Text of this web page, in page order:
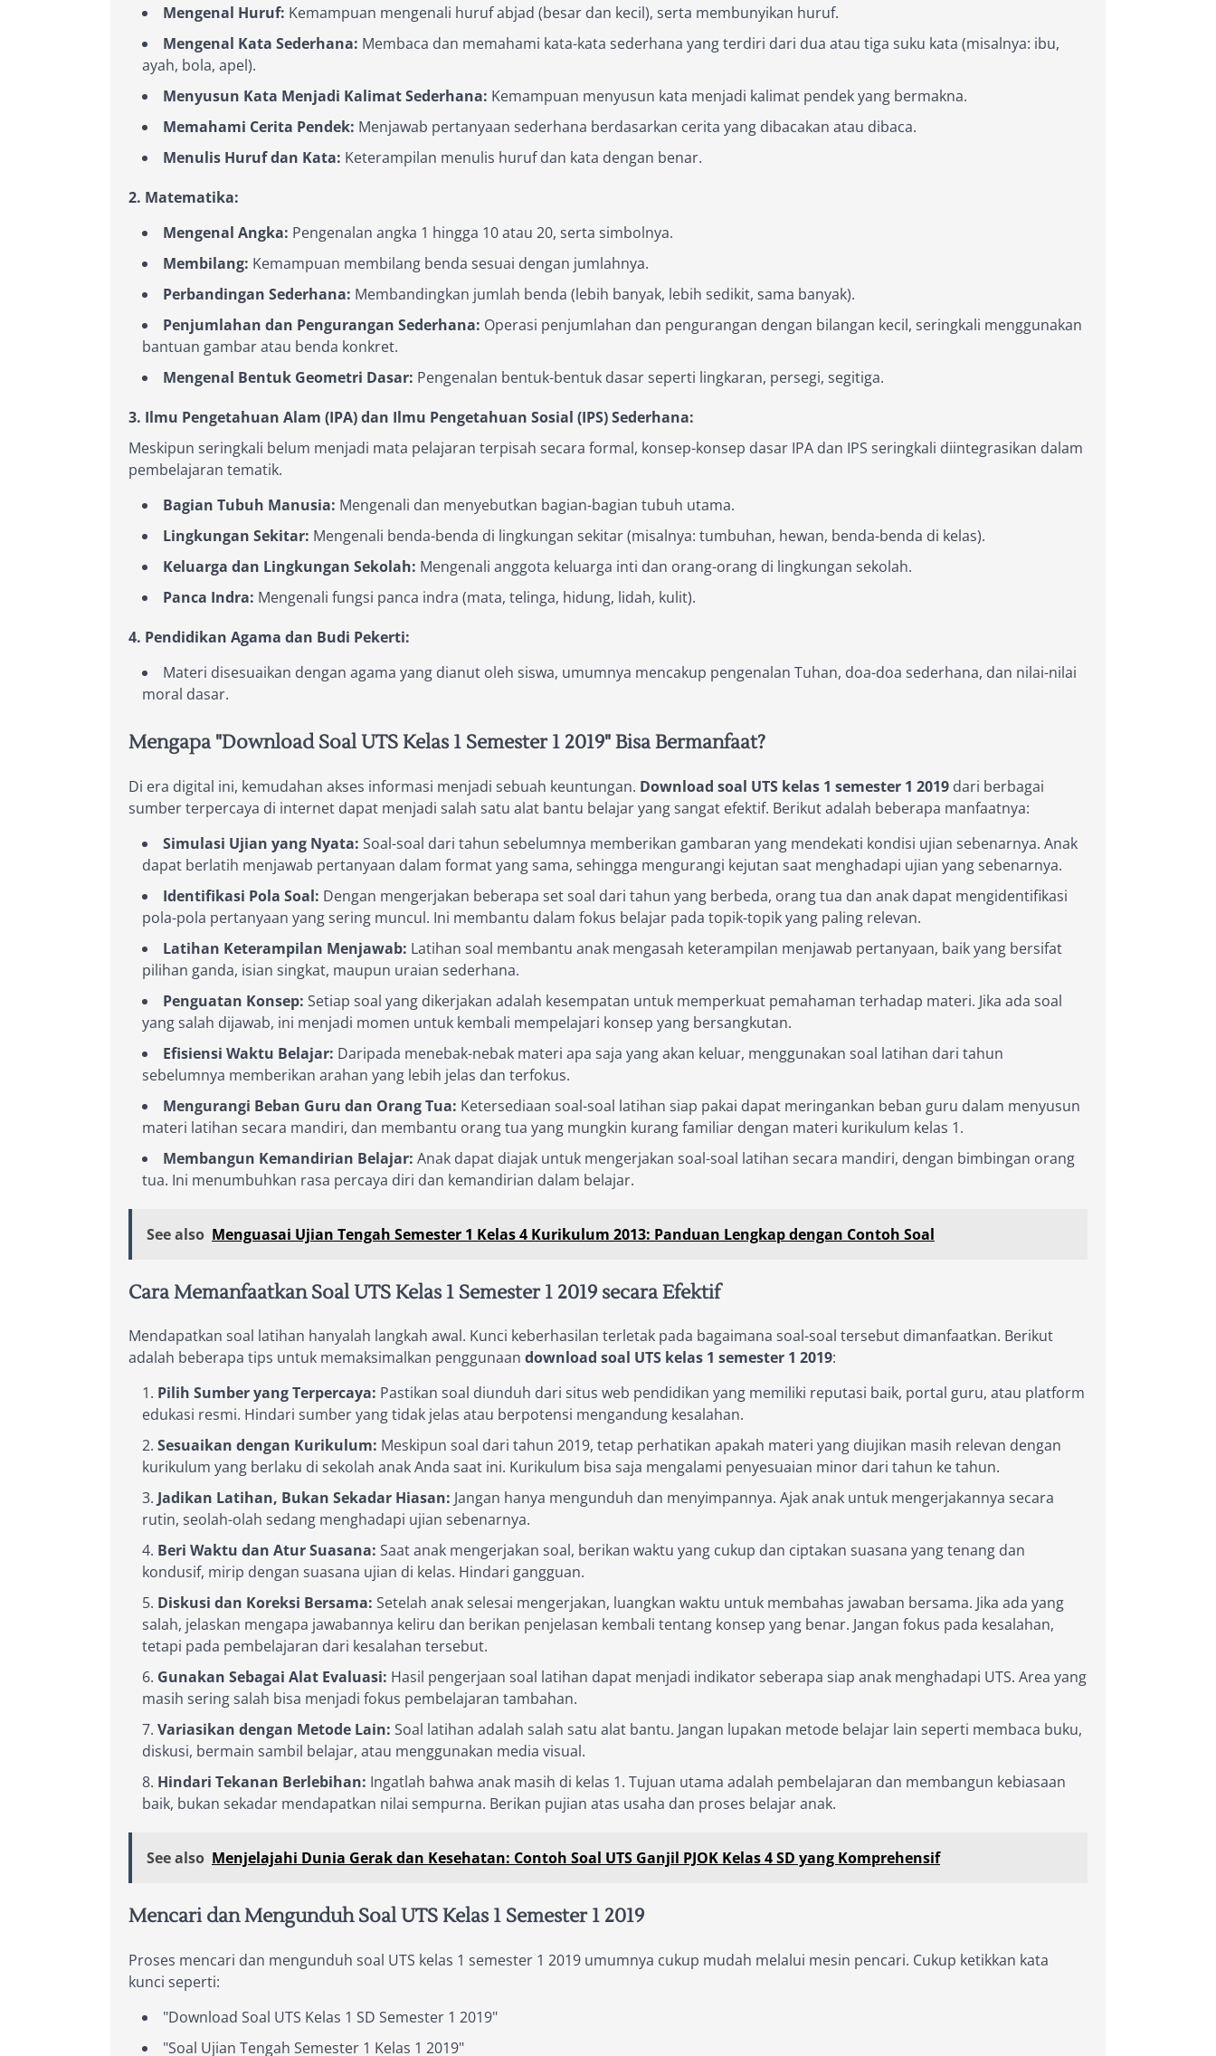
Mengenal Huruf: Kemampuan mengenali huruf abjad (besar dan kecil), serta membunyikan huruf.
Mengenal Kata Sederhana: Membaca dan memahami kata-kata sederhana yang terdiri dari dua atau tiga suku kata (misalnya: ibu,
ayah, bola, apel).
Menyusun Kata Menjadi Kalimat Sederhana: Kemampuan menyusun kata menjadi kalimat pendek yang bermakna.
Memahami Cerita Pendek: Menjawab pertanyaan sederhana berdasarkan cerita yang dibacakan atau dibaca.
Menulis Huruf dan Kata: Keterampilan menulis huruf dan kata dengan benar.
2. Matematika:
Mengenal Angka: Pengenalan angka 1 hingga 10 atau 20, serta simbolnya.
Membilang: Kemampuan membilang benda sesuai dengan jumlahnya.
Perbandingan Sederhana: Membandingkan jumlah benda (lebih banyak, lebih sedikit, sama banyak).
Penjumlahan dan Pengurangan Sederhana: Operasi penjumlahan dan pengurangan dengan bilangan kecil, seringkali menggunakan
bantuan gambar atau benda konkret.
Mengenal Bentuk Geometri Dasar: Pengenalan bentuk-bentuk dasar seperti lingkaran, persegi, segitiga.
3. Ilmu Pengetahuan Alam (IPA) dan Ilmu Pengetahuan Sosial (IPS) Sederhana:
Meskipun seringkali belum menjadi mata pelajaran terpisah secara formal, konsep-konsep dasar IPA dan IPS seringkali diintegrasikan dalam
pembelajaran tematik.
Bagian Tubuh Manusia: Mengenali dan menyebutkan bagian-bagian tubuh utama.
Lingkungan Sekitar: Mengenali benda-benda di lingkungan sekitar (misalnya: tumbuhan, hewan, benda-benda di kelas).
Keluarga dan Lingkungan Sekolah: Mengenali anggota keluarga inti dan orang-orang di lingkungan sekolah.
Panca Indra: Mengenali fungsi panca indra (mata, telinga, hidung, lidah, kulit).
4. Pendidikan Agama dan Budi Pekerti:
Materi disesuaikan dengan agama yang dianut oleh siswa, umumnya mencakup pengenalan Tuhan, doa-doa sederhana, dan nilai-nilai
moral dasar.
Mengapa "Download Soal UTS Kelas 1 Semester 1 2019" Bisa Bermanfaat?
Di era digital ini, kemudahan akses informasi menjadi sebuah keuntungan. Download soal UTS kelas 1 semester 1 2019 dari berbagai
sumber terpercaya di internet dapat menjadi salah satu alat bantu belajar yang sangat efektif. Berikut adalah beberapa manfaatnya:
Simulasi Ujian yang Nyata: Soal-soal dari tahun sebelumnya memberikan gambaran yang mendekati kondisi ujian sebenarnya. Anak
dapat berlatih menjawab pertanyaan dalam format yang sama, sehingga mengurangi kejutan saat menghadapi ujian yang sebenarnya.
Identifikasi Pola Soal: Dengan mengerjakan beberapa set soal dari tahun yang berbeda, orang tua dan anak dapat mengidentifikasi
pola-pola pertanyaan yang sering muncul. Ini membantu dalam fokus belajar pada topik-topik yang paling relevan.
Latihan Keterampilan Menjawab: Latihan soal membantu anak mengasah keterampilan menjawab pertanyaan, baik yang bersifat
pilihan ganda, isian singkat, maupun uraian sederhana.
Penguatan Konsep: Setiap soal yang dikerjakan adalah kesempatan untuk memperkuat pemahaman terhadap materi. Jika ada soal
yang salah dijawab, ini menjadi momen untuk kembali mempelajari konsep yang bersangkutan.
Efisiensi Waktu Belajar: Daripada menebak-nebak materi apa saja yang akan keluar, menggunakan soal latihan dari tahun
sebelumnya memberikan arahan yang lebih jelas dan terfokus.
Mengurangi Beban Guru dan Orang Tua: Ketersediaan soal-soal latihan siap pakai dapat meringankan beban guru dalam menyusun
materi latihan secara mandiri, dan membantu orang tua yang mungkin kurang familiar dengan materi kurikulum kelas 1.
Membangun Kemandirian Belajar: Anak dapat diajak untuk mengerjakan soal-soal latihan secara mandiri, dengan bimbingan orang
tua. Ini menumbuhkan rasa percaya diri dan kemandirian dalam belajar.
See also Menguasai Ujian Tengah Semester 1 Kelas 4 Kurikulum 2013: Panduan Lengkap dengan Contoh Soal
Cara Memanfaatkan Soal UTS Kelas 1 Semester 1 2019 secara Efektif
Mendapatkan soal latihan hanyalah langkah awal. Kunci keberhasilan terletak pada bagaimana soal-soal tersebut dimanfaatkan. Berikut
adalah beberapa tips untuk memaksimalkan penggunaan download soal UTS kelas 1 semester 1 2019:
Pilih Sumber yang Terpercaya: Pastikan soal diunduh dari situs web pendidikan yang memiliki reputasi baik, portal guru, atau platform
edukasi resmi. Hindari sumber yang tidak jelas atau berpotensi mengandung kesalahan.
Sesuaikan dengan Kurikulum: Meskipun soal dari tahun 2019, tetap perhatikan apakah materi yang diujikan masih relevan dengan
kurikulum yang berlaku di sekolah anak Anda saat ini. Kurikulum bisa saja mengalami penyesuaian minor dari tahun ke tahun.
Jadikan Latihan, Bukan Sekadar Hiasan: Jangan hanya mengunduh dan menyimpannya. Ajak anak untuk mengerjakannya secara
rutin, seolah-olah sedang menghadapi ujian sebenarnya.
Beri Waktu dan Atur Suasana: Saat anak mengerjakan soal, berikan waktu yang cukup dan ciptakan suasana yang tenang dan
kondusif, mirip dengan suasana ujian di kelas. Hindari gangguan.
Diskusi dan Koreksi Bersama: Setelah anak selesai mengerjakan, luangkan waktu untuk membahas jawaban bersama. Jika ada yang
salah, jelaskan mengapa jawabannya keliru dan berikan penjelasan kembali tentang konsep yang benar. Jangan fokus pada kesalahan,
tetapi pada pembelajaran dari kesalahan tersebut.
Gunakan Sebagai Alat Evaluasi: Hasil pengerjaan soal latihan dapat menjadi indikator seberapa siap anak menghadapi UTS. Area yang
masih sering salah bisa menjadi fokus pembelajaran tambahan.
Variasikan dengan Metode Lain: Soal latihan adalah salah satu alat bantu. Jangan lupakan metode belajar lain seperti membaca buku,
diskusi, bermain sambil belajar, atau menggunakan media visual.
Hindari Tekanan Berlebihan: Ingatlah bahwa anak masih di kelas 1. Tujuan utama adalah pembelajaran dan membangun kebiasaan
baik, bukan sekadar mendapatkan nilai sempurna. Berikan pujian atas usaha dan proses belajar anak.
See also Menjelajahi Dunia Gerak dan Kesehatan: Contoh Soal UTS Ganjil PJOK Kelas 4 SD yang Komprehensif
Mencari dan Mengunduh Soal UTS Kelas 1 Semester 1 2019
Proses mencari dan mengunduh soal UTS kelas 1 semester 1 2019 umumnya cukup mudah melalui mesin pencari. Cukup ketikkan kata
kunci seperti:
"Download Soal UTS Kelas 1 SD Semester 1 2019"
"Soal Ujian Tengah Semester 1 Kelas 1 2019"